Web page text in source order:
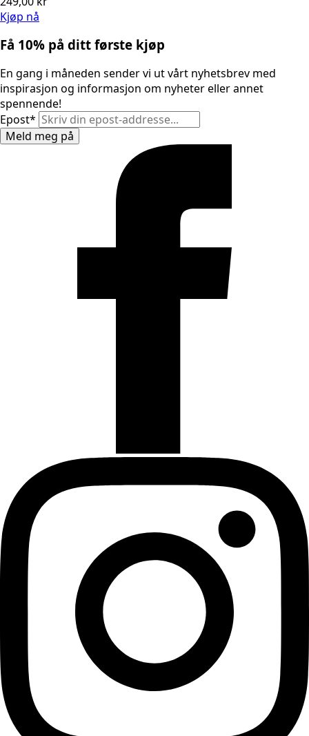
Kjøp nå
Få 10% på ditt første kjøp
En gang i måneden sender vi ut vårt nyhetsbrev med
inspirasjon og informasjon om nyheter eller annet
spennende!
Epost*
Meld meg på